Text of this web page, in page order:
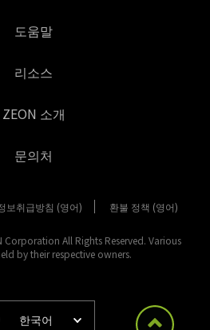
Right PDF Pro
PDF Online
도움말
FAQ
리소스
/라이선스 비교
(Right PDF Server 용)
버전 다운로드
ZEON 소개
회사 소개
미디어 보도
객성공사례
적 고지 사항
문의처
구매 문의
고객 센터
타 문의 방법
보취급방침 (영어) 환불 정책 (영어)
All Rights Reserved. Various
by their respective owners.